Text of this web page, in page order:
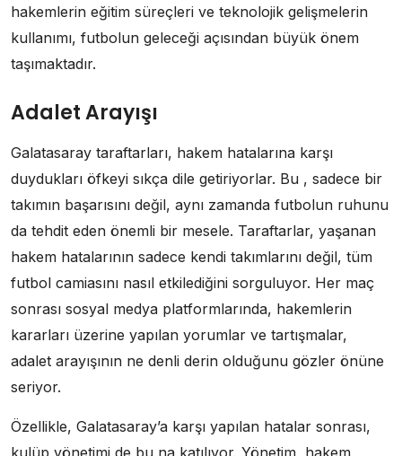
hakemlerin eğitim süreçleri ve teknolojik gelişmelerin
kullanımı, futbolun geleceği açısından büyük önem
taşımaktadır.
Adalet Arayışı
Galatasaray taraftarları, hakem hatalarına karşı
duydukları öfkeyi sıkça dile getiriyorlar. Bu , sadece bir
takımın başarısını değil, aynı zamanda futbolun ruhunu
da tehdit eden önemli bir mesele. Taraftarlar, yaşanan
hakem hatalarının sadece kendi takımlarını değil, tüm
futbol camiasını nasıl etkilediğini sorguluyor. Her maç
sonrası sosyal medya platformlarında, hakemlerin
kararları üzerine yapılan yorumlar ve tartışmalar,
adalet arayışının ne denli derin olduğunu gözler önüne
seriyor.
Özellikle, Galatasaray’a karşı yapılan hatalar sonrası,